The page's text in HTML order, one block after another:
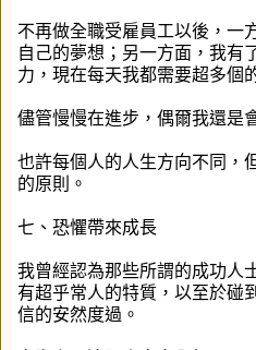
不再做全職受雇員工以後，一
自己的夢想；另一方面，我有
力，現在每天我都需要超多個
儘管慢慢在進步，偶爾我還是
也許每個人的人生方向不同，
的原則。
七、恐懼帶來成長
我曾經認為那些所謂的成功人
有超乎常人的特質，以至於碰
信的安然度過。